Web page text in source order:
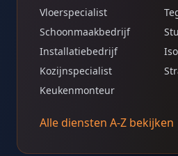
Vloerspecialist
Schoonmaakbedrijf
Installatiebedrijf
Kozijnspecialist
Keukenmonteur
Alle diensten A-Z bekijken